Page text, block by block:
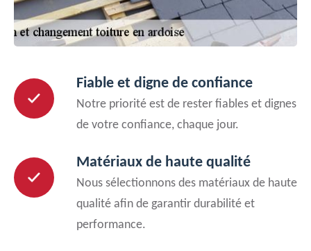
Fiable et digne de confiance
Notre priorité est de rester fiables et dignes
de votre confiance, chaque jour.
Matériaux de haute qualité
Nous sélectionnons des matériaux de haute
qualité afin de garantir durabilité et
performance.